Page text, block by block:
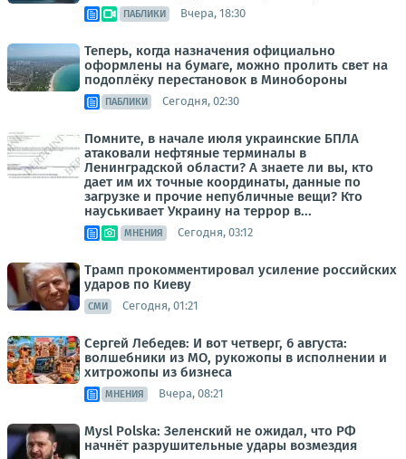
ПАБЛИКИ Вчера, 18:30
Теперь, когда назначения официально
оформлены на бумаге, можно пролить свет на
подоплёку перестановок в Минобороны
ПАБЛИКИ Сегодня, 02:30
Помните, в начале июля украинские БПЛА
атаковали нефтяные терминалы в
Ленинградской области? А знаете ли вы, кто
дает им их точные координаты, данные по
загрузке и прочие непубличные вещи? Кто
науськивает Украину на террор в...
МНЕНИЯ Сегодня, 03:12
Трамп прокомментировал усиление российских
ударов по Киеву
СМИ Сегодня, 01:21
Сергей Лебедев: И вот четверг, 6 августа:
волшебники из МО, рукожопы в исполнении и
хитрожопы из бизнеса
МНЕНИЯ Вчера, 08:21
Mysl Polska: Зеленский не ожидал, что РФ
начнёт разрушительные удары возмездия